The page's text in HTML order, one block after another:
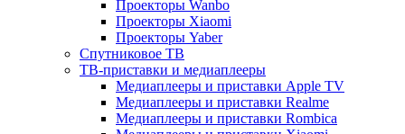
Проекторы Wanbo
Проекторы Xiaomi
Проекторы Yaber
Спутниковое ТВ
ТВ-приставки и медиаплееры
Медиаплееры и приставки Apple TV
Медиаплееры и приставки Realme
Медиаплееры и приставки Rombica